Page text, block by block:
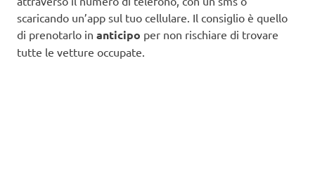
scaricando un’app sul tuo cellulare. Il consiglio è quello
di prenotarlo in anticipo per non rischiare di trovare
tutte le vetture occupate.